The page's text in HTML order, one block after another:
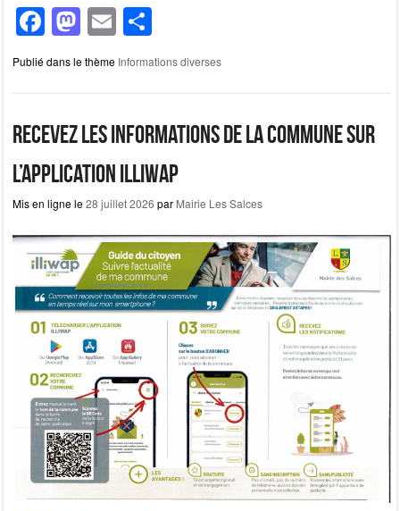
F
a
c
e
b
o
o
k
M
a
st
o
d
o
n
E
m
ail
ar
ta
g
er
Publié dans le thème Informations diverses
Recevez les informations de la commune sur
l’application illiwap
Mis en ligne le28 juillet 2026 par Mairie Les Salces